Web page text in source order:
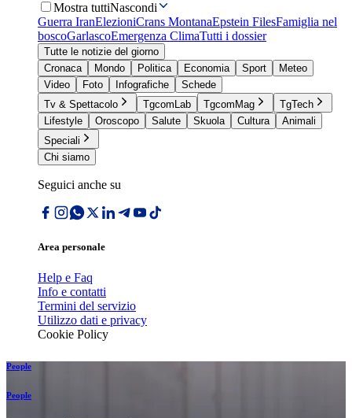
Mostra tuttiNascondi
Guerra IranElezioniCrans MontanaEpstein FilesFamiglia nel
boscoGarlascoEmergenza ClimaTutti i dossier
Tutte le notizie del giorno
Cronaca
Mondo Politica Economia Sport
Meteo
Video
Foto Infografiche
Schede
Tv & Spettacolo
TgcomLab TgcomMag
TgTech
Lifestyle
Oroscopo Salute Skuola Cultura
Animali
Speciali
Chi siamo
Seguici anche su
Area personale
Help e Faq
Info e contatti
Termini del servizio
Utilizzo dati e privacy
Cookie Policy
People
People